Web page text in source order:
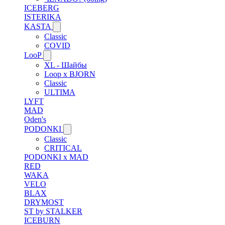
ICEBERG
ISTERIKA
KASTA
Classic
COVID
LooP
XL - Шайбы
Loop x BJORN
Classic
ULTIMA
LYFT
MAD
Oden's
PODONKI
Classic
CRITICAL
PODONKI x MAD
RED
WAKA
VELO
BLAX
DRYMOST
ST by STALKER
ICEBURN